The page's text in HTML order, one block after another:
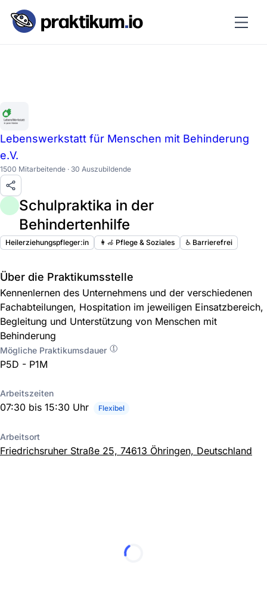
Lebenswerkstatt für Menschen mit Behinderung
e.V.
1500 Mitarbeitende · 30 Auszubildende
Schulpraktika in der
Behindertenhilfe
Heilerziehungspfleger:in 👩‍🦽 Pflege & Soziales ♿️ Barrierefrei
Über die Praktikumsstelle
Kennenlernen des Unternehmens und der verschiedenen
Fachabteilungen, Hospitation im jeweiligen Einsatzbereich,
Begleitung und Unterstützung von Menschen mit
Behinderung
Mögliche Praktikumsdauer
P5D - P1M
Arbeitszeiten
07:30 bis 15:30 Uhr Flexibel
Arbeitsort
Friedrichsruher Straße 25, 74613 Öhringen, Deutschland